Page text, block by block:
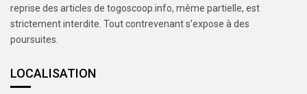
reprise des articles de togoscoop.info, même partielle, est
strictement interdite. Tout contrevenant s’expose à des
poursuites.
LOCALISATION